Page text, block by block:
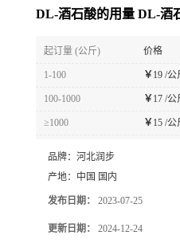
DL-酒石酸的用量 DL-酒
起订量 (公斤) 价格
1-100 ￥19 /公
100-1000 ￥17 /公
≥1000 ￥15 /公
品牌： 河北润步
产地： 中国 国内
发布日期： 2023-07-25
更新日期： 2024-12-24